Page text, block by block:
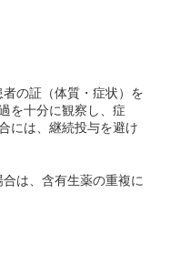
の証（体質・症状）を
を十分に観察し、症
には、継続投与を避け
は、含有生薬の重複に